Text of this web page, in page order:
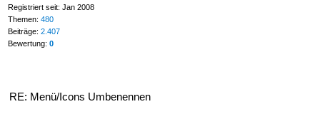
Registriert seit: Jan 2008
Themen: 480
Beiträge: 2.407
Bewertung: 0
RE: Menü/Icons Umbenennen